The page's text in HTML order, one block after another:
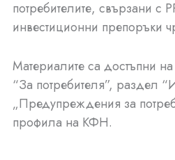
потребителите, свързани с
инвестиционни препоръки
Материалите са достъпни
“За потребителя”, раздел
„Предупреждения за
профила на КФН.